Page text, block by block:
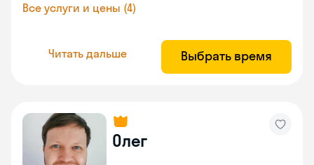
Все услуги и цены (4)
Читать дальше Выбрать время
Олег